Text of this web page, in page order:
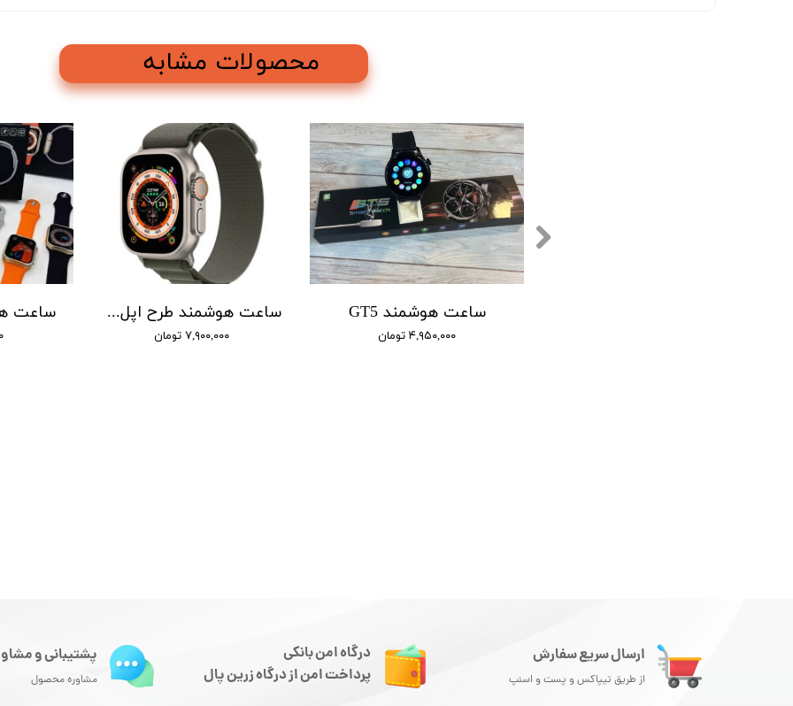
ساعت هوشمند طرح اپل واچ اولترا مدل N8 Ultra
۷,۹۰۰,۰۰۰ تومان
ساعت هوشمند GT5
۴,۹۵۰,۰۰۰ تومان
محصولات مشابه
ارسال سریع سفارش
از طریق تیپاکس و پست و اسنپ
درگاه امن بانکی
پرداخت امن از درگاه زرین پال
پشتیبانی و
مشاوره محصول